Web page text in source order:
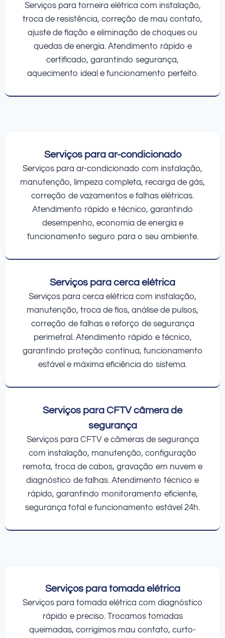
Serviços para torneira elétrica com instalação,
troca de resistência, correção de mau contato,
ajuste de fiação e eliminação de choques ou
quedas de energia. Atendimento rápido e
certificado, garantindo segurança,
aquecimento ideal e funcionamento perfeito.
Serviços para ar-condicionado
Serviços para ar-condicionado com instalação,
manutenção, limpeza completa, recarga de gás,
correção de vazamentos e falhas elétricas.
Atendimento rápido e técnico, garantindo
desempenho, economia de energia e
funcionamento seguro para o seu ambiente.
Serviços para cerca elétrica
Serviços para cerca elétrica com instalação,
manutenção, troca de fios, análise de pulsos,
correção de falhas e reforço de segurança
perimetral. Atendimento rápido e técnico,
garantindo proteção contínua, funcionamento
estável e máxima eficiência do sistema.
Serviços para CFTV câmera de
segurança
Serviços para CFTV e câmeras de segurança
com instalação, manutenção, configuração
remota, troca de cabos, gravação em nuvem e
diagnóstico de falhas. Atendimento técnico e
rápido, garantindo monitoramento eficiente,
segurança total e funcionamento estável 24h.
Serviços para tomada elétrica
Serviços para tomada elétrica com diagnóstico
rápido e preciso. Trocamos tomadas
queimadas, corrigimos mau contato, curto-